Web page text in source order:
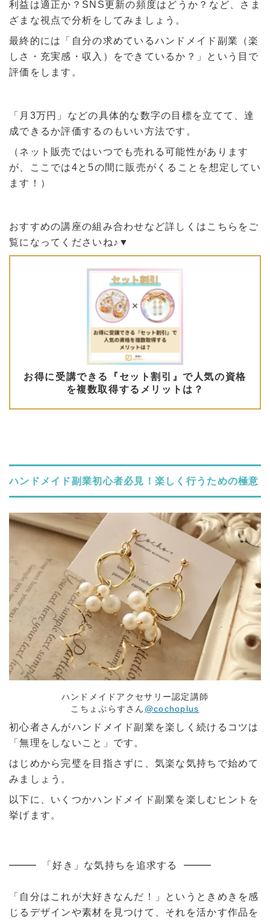
利益は適正か？SNS更新の頻度はどうか？など、さま
ざまな視点で分析をしてみましょう。
最終的には「自分の求めているハンドメイド副業（楽
しさ・充実感・収入）をできているか？」という目で
評価をします。
「月3万円」などの具体的な数字の目標を立てて、達
成できるか評価するのもいい方法です。
（ネット販売ではいつでも売れる可能性があります
が、ここでは4と5の間に販売がくることを想定してい
ます！）
おすすめの講座の組み合わせなど詳しくはこちらをご
覧になってくださいね♪▼
ハンドメイド副業初心者必見！楽しく行うための極意
ハンドメイドアクセサリー認定講師
こちょぷらすさん @cochoplus
初心者さんがハンドメイド副業を楽しく続けるコツは
「無理をしないこと」です。
はじめから完璧を目指さずに、気楽な気持ちで始めて
みましょう。
以下に、いくつかハンドメイド副業を楽しむヒントを
挙げます。
「好き」な気持ちを追求する
「自分はこれが大好きなんだ！」というときめきを感
じるデザインや素材を見つけて、それを活かす作品を